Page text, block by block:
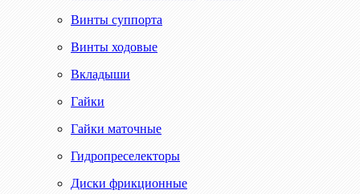
Винты суппорта
Винты ходовые
Вкладыши
Гайки
Гайки маточные
Гидропреселекторы
Диски фрикционные